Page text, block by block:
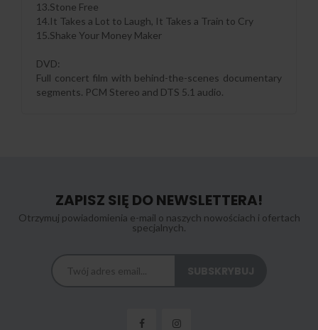
13.Stone Free
14.It Takes a Lot to Laugh, It Takes a Train to Cry
15.Shake Your Money Maker
DVD:
Full concert film with behind-the-scenes documentary
segments. PCM Stereo and DTS 5.1 audio.
ZAPISZ SIĘ DO NEWSLETTERA!
Otrzymuj powiadomienia e-mail o naszych nowościach i ofertach
specjalnych.